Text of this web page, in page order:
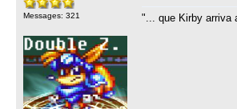
Messages: 321 "... que Kirby arriva